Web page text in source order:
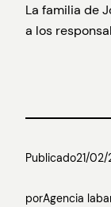
La familia de
a los
Publicado21/
porAgencia